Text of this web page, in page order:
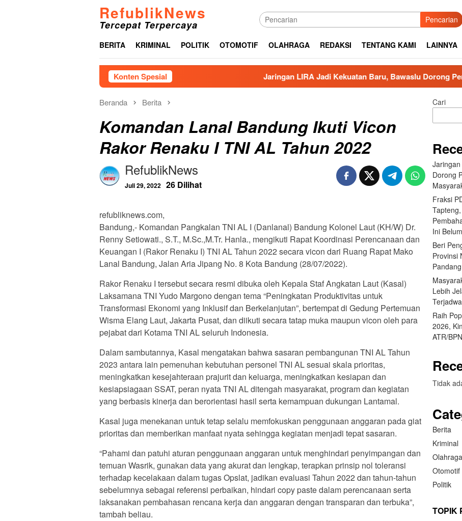
RefublikNews
Tercepat Terpercaya Pencarian
BERITA KRIMINAL POLITIK OTOMOTIF OLAHRAGA REDAKSI TENTANG KAMI LAINNYA
Konten Spesial Jaringan LIRA Jadi Kekuatan Baru, Bawaslu Dorong Pengawasan
Beranda Berita
Komandan Lanal Bandung Ikuti Vicon
Rakor Renaku I TNI AL Tahun 2022
RefublikNews
Juli 29, 2022 26 Dilihat
refubliknews.com,
Bandung,- Komandan Pangkalan TNI AL I (Danlanal) Bandung Kolonel Laut (KH/W) Dr.
Renny Setiowati., S.T., M.Sc.,M.Tr. Hanla., mengikuti Rapat Koordinasi Perencanaan dan
Keuangan I (Rakor Renaku I) TNI AL Tahun 2022 secara vicon dari Ruang Rapat Mako
Lanal Bandung, Jalan Aria Jipang No. 8 Kota Bandung (28/07/2022).
Rakor Renaku I tersebut secara resmi dibuka oleh Kepala Staf Angkatan Laut (Kasal)
Laksamana TNI Yudo Margono dengan tema “Peningkatan Produktivitas untuk
Transformasi Ekonomi yang Inklusif dan Berkelanjutan”, bertempat di Gedung Pertemuan
Wisma Elang Laut, Jakarta Pusat, dan diikuti secara tatap muka maupun vicon oleh para
pejabat dari Kotama TNI AL seluruh Indonesia.
Dalam sambutannya, Kasal mengatakan bahwa sasaran pembangunan TNI AL Tahun
2023 antara lain pemenuhan kebutuhan personel TNI AL sesuai skala prioritas,
meningkatkan kesejahteraan prajurit dan keluarga, meningkatkan kesiapan dan
kesiapsiagaan SSAT, peran nyata TNI AL ditengah masyarakat, program dan kegiatan
yang berbasis kinerja dan berorientasi hasil serta kemampuan dukungan Lantamal.
Kasal juga menekanan untuk tetap selalu memfokuskan penggunaan anggaran pada giat
prioritas dan memberikan manfaat nyata sehingga kegiatan menjadi tepat sasaran.
“Pahami dan patuhi aturan penggunaan anggaran untuk menghindari penyimpangan dan
temuan Wasrik, gunakan data yang akurat dan lengkap, terapkan prinsip nol toleransi
terhadap kecelakaan dalam tugas Opslat, jadikan evaluasi Tahun 2022 dan tahun-tahun
sebelumnya sebagai referensi perbaikan, hindari copy paste dalam perencanaan serta
laksanakan pembahasan rencana kerja dan anggaran dengan transparan dan terbuka”,
tambah beliau.
Cari
Dorong
Fraksi
Ini
Beri
Provinsi
Lebih
Raih
2026,
ATR/
Tidak
Berita
Kriminal
Olahraga
Otomotif
Politik
TOPIK